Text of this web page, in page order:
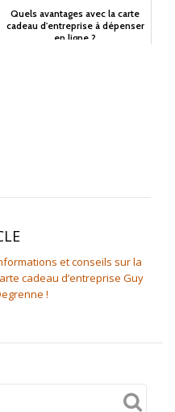
Quels avantages avec la carte
cadeau d'entreprise à dépenser
en ligne ?
et conseils sur la
cadeau d’entreprise Guy
!